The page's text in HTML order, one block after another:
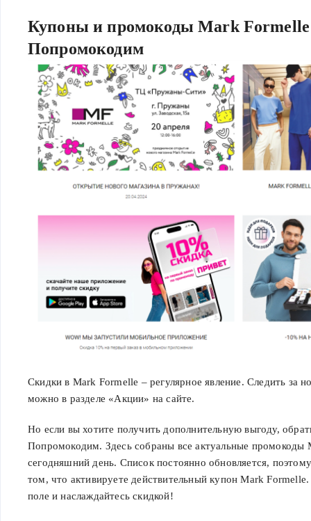
Купоны и промокоды Mark Formelle
Попромокодим
Скидки в Mark Formelle – регулярное явление. Следить за
можно в разделе «Акции» на сайте.
Но если вы хотите получить дополнительную выгоду,
Попромокодим. Здесь собраны все актуальные промокоды
сегодняшний день. Список постоянно обновляется,
том, что активируете действительный купон Mark
поле и наслаждайтесь скидкой!